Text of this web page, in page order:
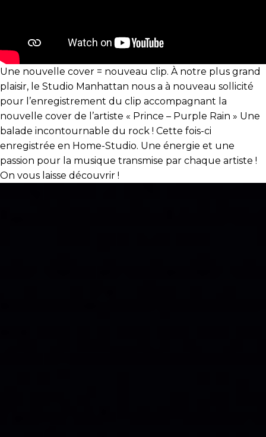
Une nouvelle cover = nouveau clip. À notre plus grand
plaisir, le Studio Manhattan nous a à nouveau sollicité
pour l’enregistrement du clip accompagnant la
nouvelle cover de l’artiste « Prince – Purple Rain » Une
balade incontournable du rock ! Cette fois-ci
enregistrée en Home-Studio. Une énergie et une
passion pour la musique transmise par chaque artiste !
On vous laisse découvrir !